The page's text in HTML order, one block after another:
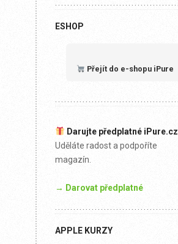
ESHOP
Přejít do e-shopu iPure
Darujte předplatné iPure.cz
Uděláte radost a podpoříte
magazín.
→ Darovat předplatné
APPLE KURZY